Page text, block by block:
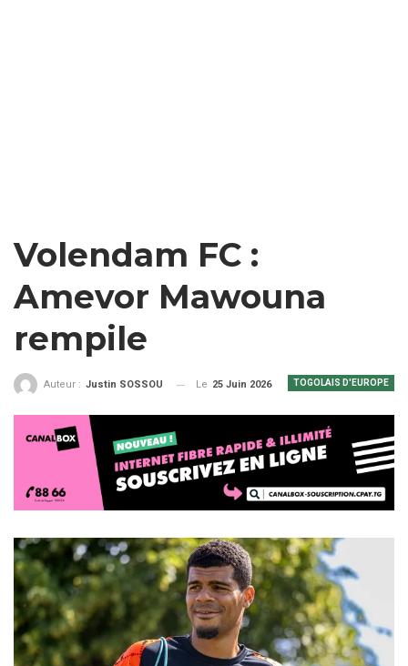
Volendam FC :
Amevor Mawouna
rempile
TOGOLAIS D'EUROPE
Auteur : Justin SOSSOU Le 25 Juin 2026